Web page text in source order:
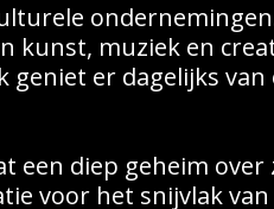
kunst, muziek en
er dagelijks
diep geheim over
voor het snijvlak